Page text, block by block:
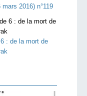
mars 2016) n°119
: de la mort de